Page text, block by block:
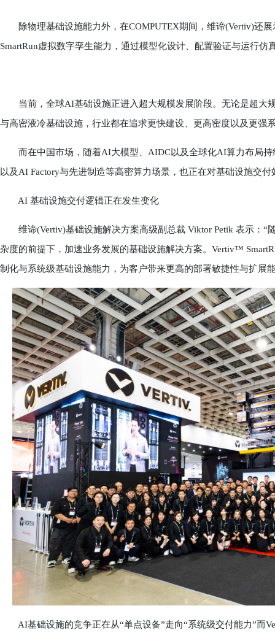
除物理基础设施能力外，在COMPUTEX期间，维谛(Vertiv)还展
SmartRun虚拟数字孪生能力，通过模型化设计、配置验证与运行
当前，全球AI基础设施正进入超大规模发展阶段。无论是超大
与高密液冷基础设施，行业都在追求更快建设、更高密度以及更强
而在中国市场，随着AI大模型、AIDC以及全球化AI算力布局持
以及AI Factory与先进制造等高密算力场景，也正在对基础设施交
AI 基础设施交付逻辑正在发生变化
维谛(Vertiv)基础设施解决方案高级副总裁 Viktor Petik 表示：“
杂度的前提下，加速业务发展的基础设施解决方案。Vertiv™
制化与系统级基础设施能力，为客户带来更高的部署敏捷性与扩展
AI基础设施的竞争正在从“单点设备”走向“系统级交付能力”而